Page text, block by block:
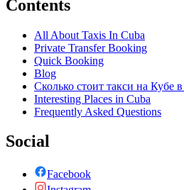
Contents
All About Taxis In Cuba
Private Transfer Booking
Quick Booking
Blog
Сколько стоит такси на Кубе
Interesting Places in Cuba
Frequently Asked Questions
Social
Facebook